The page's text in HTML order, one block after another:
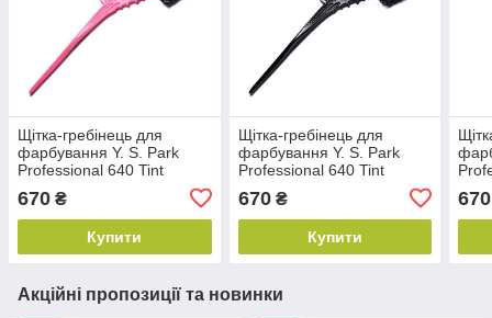
Щітка-гребінець для
фарбування Y. S. Park
Professional 640 Tint
670 ₴
Купити
Щітка-гребінець для
фарбування Y. S. Park
Professional 640 Tint
670₴
Купити
670
Акційні пропозиції та новинки